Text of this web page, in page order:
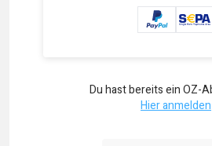
Du hast bereits ein OZ-
Hier anmelden